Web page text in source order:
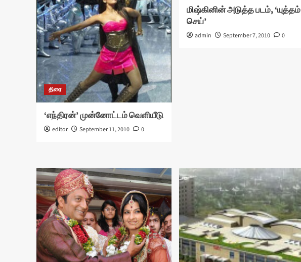
திரை
‘எந்திரன்’ முன்னோட்டம் வெளியீடு
editor September 11, 2010 0
மிஷ்கினின் அடுத்த படம், ‘யுத்தம்
செய்’
admin September 7, 2010 0